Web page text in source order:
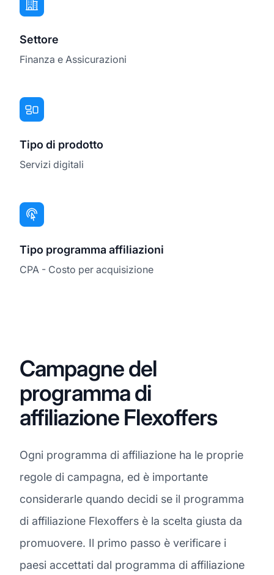
Settore
Finanza e Assicurazioni
Tipo di prodotto
Servizi digitali
Tipo programma affiliazioni
CPA - Costo per acquisizione
Campagne del
programma di
affiliazione Flexoffers
Ogni programma di affiliazione ha le proprie
regole di campagna, ed è importante
considerarle quando decidi se il programma
di affiliazione Flexoffers è la scelta giusta da
promuovere. Il primo passo è verificare i
paesi accettati dal programma di affiliazione